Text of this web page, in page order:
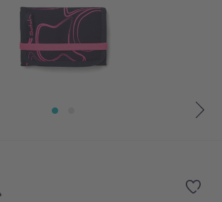
Zur